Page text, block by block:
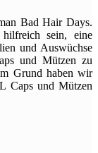
Bad Hair Days.
sein, eine
und Auswüchse
und Mützen zu
Grund haben wir
Caps und Mützen